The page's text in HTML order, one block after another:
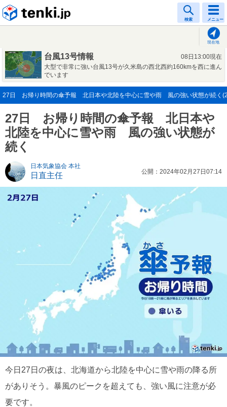
検索 メニュー
現在地
台風13号情報
08日13:00現在
大型で非常に強い台風13号が久米島の西北西約160kmを西に進ん
でいます
27日 お帰り時間の傘予報 北日本や北陸を中心に雪や雨 風の強い状態が続く
27日 お帰り時間の傘予報 北日本や
北陸を中心に雪や雨 風の強い状態が
続く
日本気象協会 本社
日直主任 公開：2024年02月27日07:14
今日27日の夜は、北海道から北陸を中心に雪や雨の降る所
がありそう。暴風のピークを超えても、強い風に注意が必
要です。